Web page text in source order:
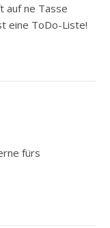
auf ne Tasse
eine ToDo-Liste!
fürs